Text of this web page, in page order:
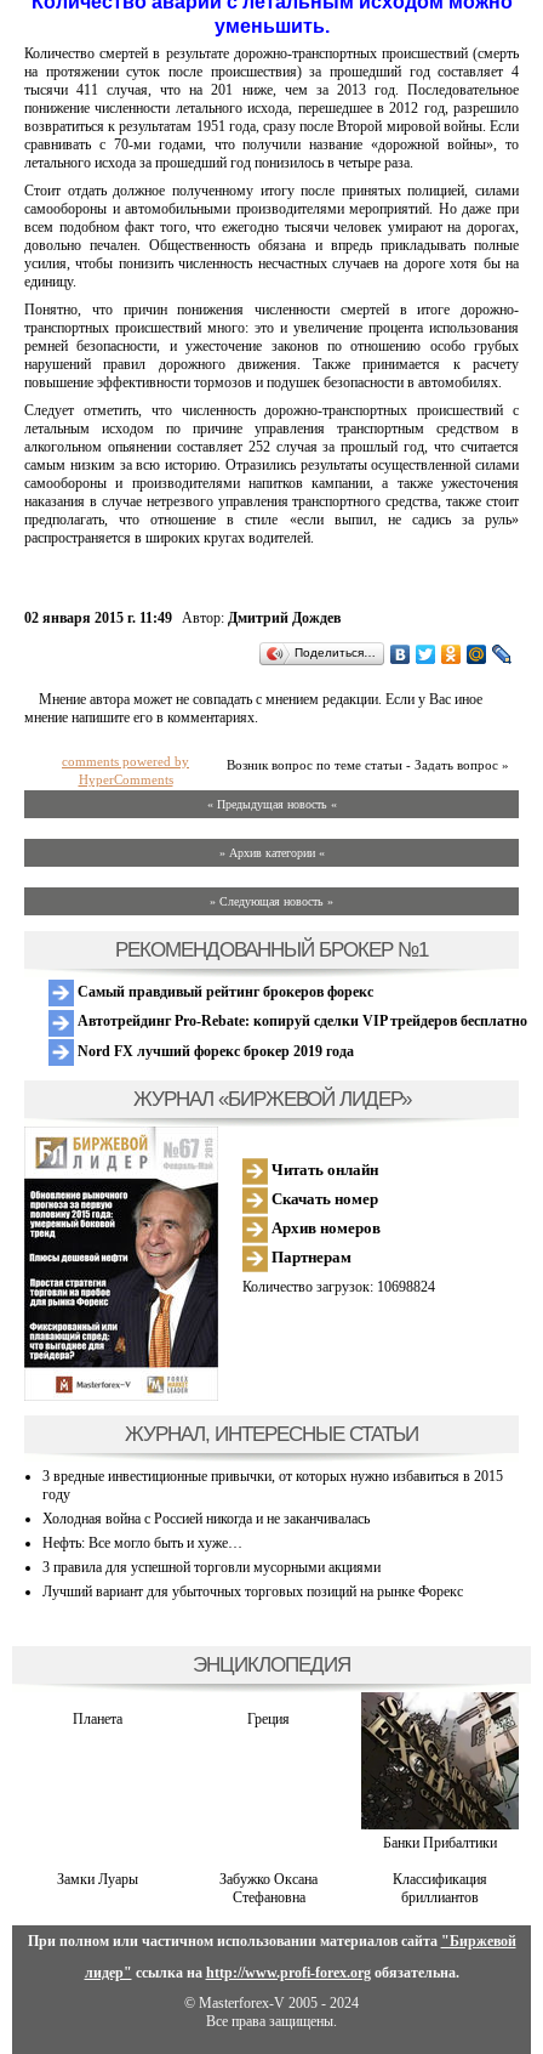
уменьшить.
Количество смертей в результате дорожно-транспортных происшествий (смерть
на протяжении суток после происшествия) за прошедший год составляет 4
тысячи 411 случая, что на 201 ниже, чем за 2013 год. Последовательное
понижение численности летального исхода, перешедшее в 2012 год, разрешило
возвратиться к результатам 1951 года, сразу после Второй мировой войны. Если
сравнивать с 70-ми годами, что получили название «дорожной войны», то
летального исхода за прошедший год понизилось в четыре раза.
Стоит отдать должное полученному итогу после принятых полицией, силами
самообороны и автомобильными производителями мероприятий. Но даже при
всем подобном факт того, что ежегодно тысячи человек умирают на дорогах,
довольно печален. Общественность обязана и впредь прикладывать полные
усилия, чтобы понизить численность несчастных случаев на дороге хотя бы на
единицу.
Понятно, что причин понижения численности смертей в итоге дорожно-
транспортных происшествий много: это и увеличение процента использования
ремней безопасности, и ужесточение законов по отношению особо грубых
нарушений правил дорожного движения. Также принимается к расчету
повышение эффективности тормозов и подушек безопасности в автомобилях.
Следует отметить, что численность дорожно-транспортных происшествий с
летальным исходом по причине управления транспортным средством в
алкогольном опьянении составляет 252 случая за прошлый год, что считается
самым низким за всю историю. Отразились результаты осуществленной силами
самообороны и производителями напитков кампании, а также ужесточения
наказания в случае нетрезвого управления транспортного средства, также стоит
предполагать, что отношение в стиле «если выпил, не садись за руль»
распространяется в широких кругах водителей.
02 января 2015 г. 11:49 Автор: Дмитрий Дождев
Поделиться…
Мнение автора может не совпадать с мнением редакции. Если у Вас иное
мнение напишите его в комментариях.
Возник вопрос по теме статьи - Задать вопрос »
comments powered by
HyperComments
« Предыдущая новость «
» Архив категории «
» Следующая новость »
РЕКОМЕНДОВАННЫЙ БРОКЕР №1
Самый правдивый рейтинг брокеров форекс
Автотрейдинг Pro-Rebate: копируй сделки VIP трейдеров бесплатно
Nord FX лучший форекс брокер 2019 года
ЖУРНАЛ «БИРЖЕВОЙ ЛИДЕР»
Читать онлайн
Скачать номер
Архив номеров
Партнерам
Количество загрузок: 10698824
ЖУРНАЛ, ИНТЕРЕСНЫЕ СТАТЬИ
3 вредные инвестиционные привычки, от которых нужно избавиться в 2015
году
Холодная война с Россией никогда и не заканчивалась
Нефть: Все могло быть и хуже…
3 правила для успешной торговли мусорными акциями
Лучший вариант для убыточных торговых позиций на рынке Форекс
ЭНЦИКЛОПЕДИЯ
Планета Греция
Банки Прибалтики
Замки Луары
Забужко Оксана
Стефановна
Классификация
бриллиантов
При полном или частичном использовании материалов сайта "Биржевой
лидер" ссылка на http://www.profi-forex.orgобязательна.
© Masterforex-V 2005 - 2024
Все права защищены.